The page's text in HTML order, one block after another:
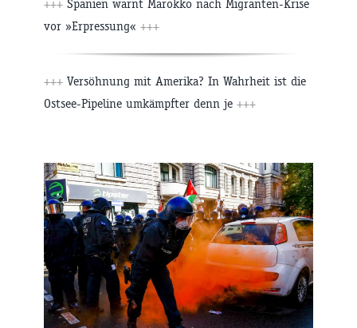
+++ Spanien warnt Marokko nach Migranten-Krise
vor »Erpressung« +++
+++ Versöhnung mit Amerika? In Wahrheit ist die
Ostsee-Pipeline umkämpfter denn je +++